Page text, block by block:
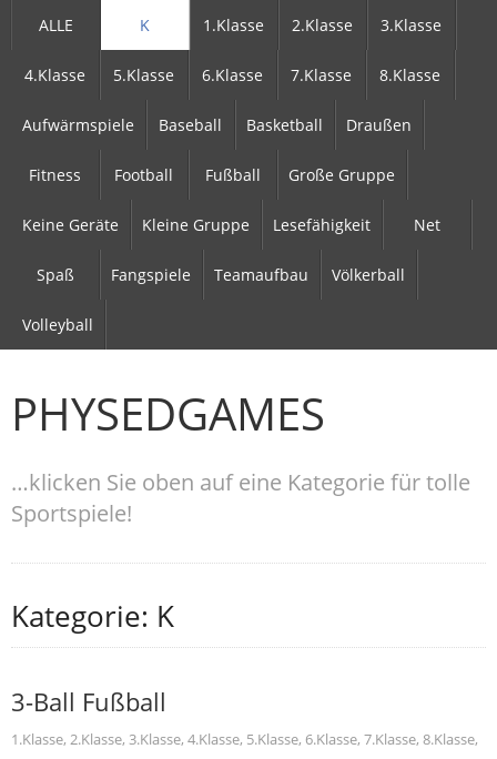
ALLE K 1.Klasse 2.Klasse 3.Klasse
4.Klasse 5.Klasse 6.Klasse 7.Klasse 8.Klasse
Aufwärmspiele Baseball Basketball Draußen
Fitness Football Fußball Große Gruppe
Keine Geräte Kleine Gruppe Lesefähigkeit Net
Spaß Fangspiele Teamaufbau Völkerball
Volleyball
PHYSEDGAMES
…klicken Sie oben auf eine Kategorie für tolle
Sportspiele!
Kategorie: K
3-Ball Fußball
1.Klasse, 2.Klasse, 3.Klasse, 4.Klasse, 5.Klasse, 6.Klasse, 7.Klasse, 8.Klasse,